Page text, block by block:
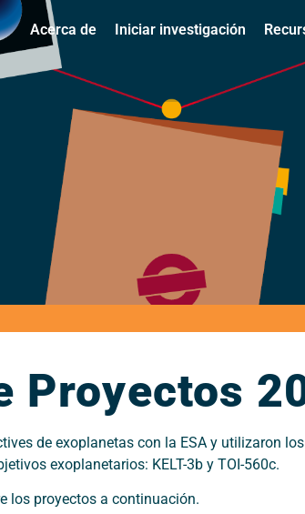
Acerca de Iniciar investigación
Proyectos
de exoplanetas con la ESA y utilizaron
exoplanetarios: KELT-3b y TOI-560c.
los proyectos a continuación.